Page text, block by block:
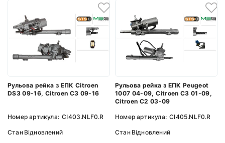
Рульова рейка з ЕПК Citroen
DS3 09-16, Citroen C3 09-16
Номер артикула: CI403.NLF0.R
Стан Відновлений
Рульова рейка з ЕПК Peugeot
1007 04-09, Citroen C3 01-09,
Citroen C2 03-09
Номер артикула: CI405.NLF0.R
Стан Відновлений